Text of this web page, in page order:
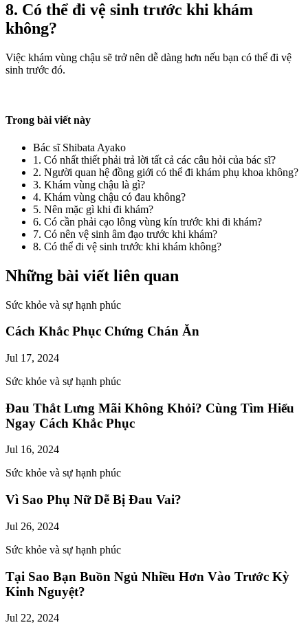
8. Có thể đi vệ sinh trước khi khám
không?
Việc khám vùng chậu sẽ trở nên dễ dàng hơn nếu bạn có thể đi vệ
sinh trước đó.
Trong bài viết này
Bác sĩ Shibata Ayako
1. Có nhất thiết phải trả lời tất cả các câu hỏi của bác sĩ?
2. Người quan hệ đồng giới có thể đi khám phụ khoa không?
3. Khám vùng chậu là gì?
4. Khám vùng chậu có đau không?
5. Nên mặc gì khi đi khám?
6. Có cần phải cạo lông vùng kín trước khi đi khám?
7. Có nên vệ sinh âm đạo trước khi khám?
8. Có thể đi vệ sinh trước khi khám không?
Những bài viết liên quan
Sức khỏe và sự hạnh phúc
Cách Khắc Phục Chứng Chán Ăn
Jul 17, 2024
Sức khỏe và sự hạnh phúc
Đau Thắt Lưng Mãi Không Khỏi? Cùng Tìm Hiểu
Ngay Cách Khắc Phục
Jul 16, 2024
Sức khỏe và sự hạnh phúc
Vì Sao Phụ Nữ Dễ Bị Đau Vai?
Jul 26, 2024
Sức khỏe và sự hạnh phúc
Tại Sao Bạn Buồn Ngủ Nhiều Hơn Vào Trước Kỳ
Kinh Nguyệt?
Jul 22, 2024